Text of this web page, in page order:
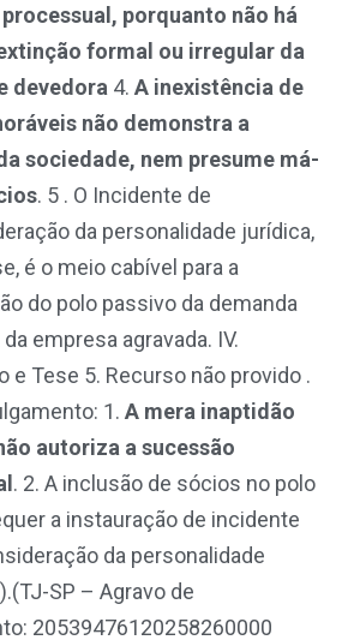
porquanto não há
formal ou irregular da
devedora 4.A inexistência de
não demonstra a
sociedade, nem presume má-
. 5 . O Incidente de
da personalidade jurídica,
é o meio cabível para a
do polo passivo da demanda
empresa agravada. IV.
e Tese 5. Recurso não provido .
1.A mera inaptidão
autoriza a sucessão
. 2. A inclusão de sócios no polo
a instauração de incidente
da personalidade
.(TJ-SP – Agravo de
20539476120258260000